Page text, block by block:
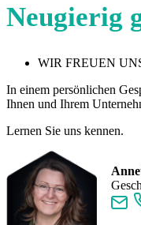
Neugierig
WIR FREUEN
In einem persönlichen
Ihnen und Ihrem
Lernen Sie uns kennen.